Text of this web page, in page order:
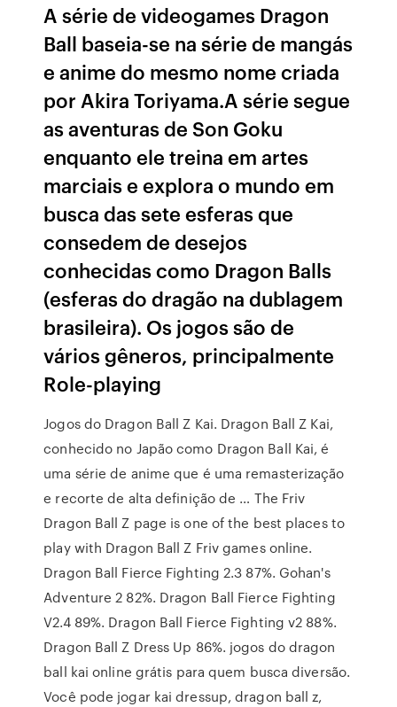
A série de videogames Dragon
Ball baseia-se na série de mangás
e anime do mesmo nome criada
por Akira Toriyama.A série segue
as aventuras de Son Goku
enquanto ele treina em artes
marciais e explora o mundo em
busca das sete esferas que
consedem de desejos
conhecidas como Dragon Balls
(esferas do dragão na dublagem
brasileira). Os jogos são de
vários gêneros, principalmente
Role-playing
Jogos do Dragon Ball Z Kai. Dragon Ball Z Kai,
conhecido no Japão como Dragon Ball Kai, é
uma série de anime que é uma remasterização
e recorte de alta definição de … The Friv
Dragon Ball Z page is one of the best places to
play with Dragon Ball Z Friv games online.
Dragon Ball Fierce Fighting 2.3 87%. Gohan's
Adventure 2 82%. Dragon Ball Fierce Fighting
V2.4 89%. Dragon Ball Fierce Fighting v2 88%.
Dragon Ball Z Dress Up 86%. jogos do dragon
ball kai online grátis para quem busca diversão.
Você pode jogar kai dressup, dragon ball z,